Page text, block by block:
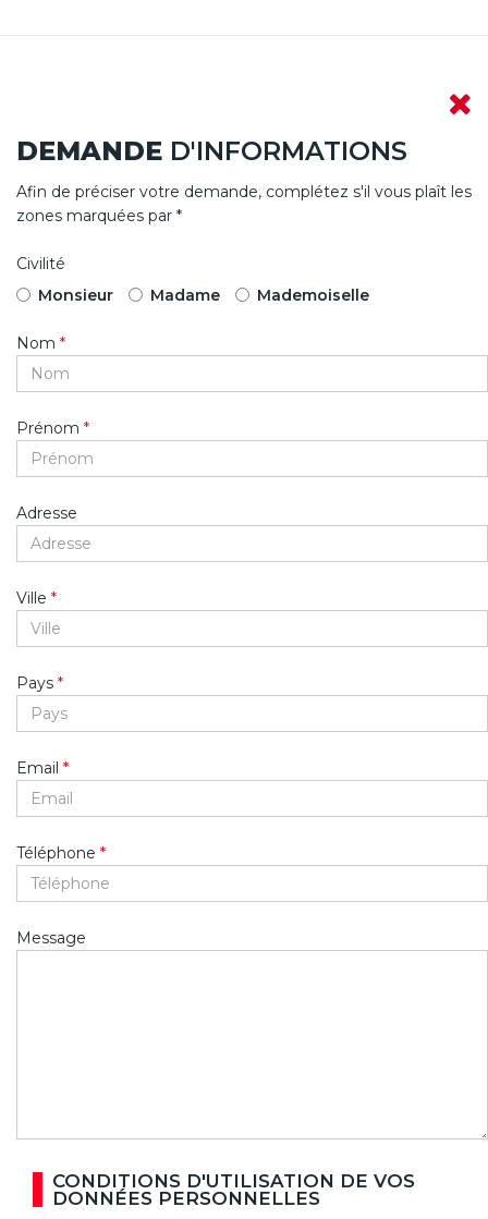
DEMANDE D'INFORMATIONS
Afin de préciser votre demande, complétez s'il vous plaît les
zones marquées par *
Civilité
Monsieur
Madame Mademoiselle
Nom *
Prénom *
Adresse
Ville *
Pays *
Email *
Téléphone *
Message
CONDITIONS D'UTILISATION DE VOS
DONNÉES PERSONNELLES